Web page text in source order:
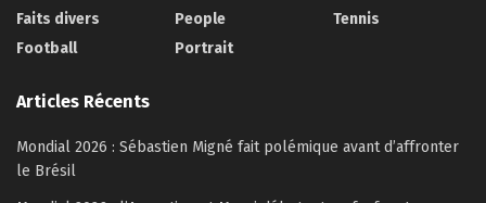
Faits divers
Football
People
Portrait
Tennis
Articles Récents
Mondial 2026 : Sébastien Migné fait polémique avant d’affronter
le Brésil